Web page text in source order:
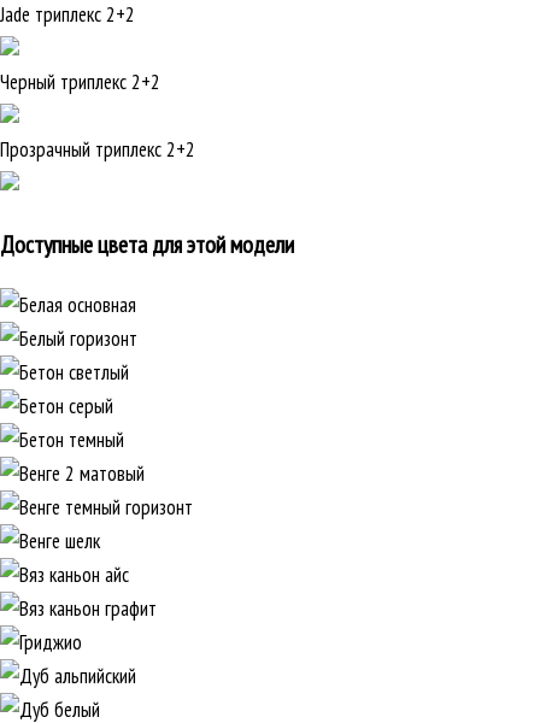
Jade триплекс 2+2
Черный триплекс 2+2
Прозрачный триплекс 2+2
Доступные цвета для этой модели